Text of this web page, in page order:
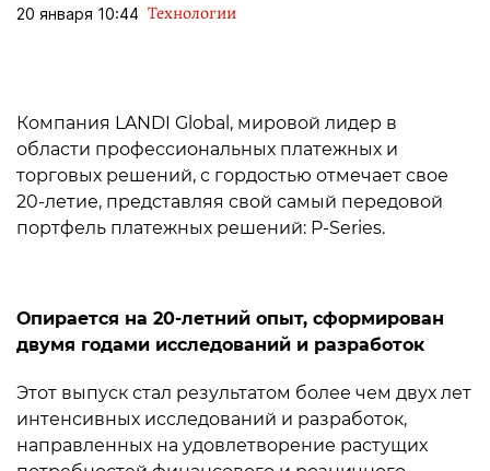
20 января 10:44 Технологии
Компания LANDI Global, мировой лидер в
области профессиональных платежных и
торговых решений, с гордостью отмечает свое
20-летие, представляя свой самый передовой
портфель платежных решений: P-Series.
Опирается на 20-летний опыт, сформирован
двумя годами исследований и разработок
Этот выпуск стал результатом более чем двух лет
интенсивных исследований и разработок,
направленных на удовлетворение растущих